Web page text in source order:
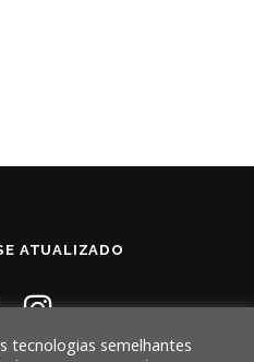
ATUALIZADO
tecnologias semelhantes